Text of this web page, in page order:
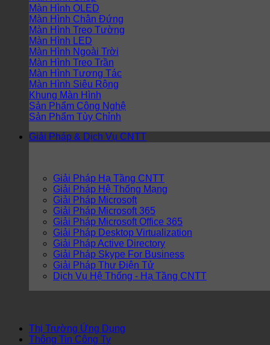
Màn Hình OLED
Màn Hình Chân Đứng
Màn Hình Treo Tường
Màn Hình LED
Màn Hình Ngoài Trời
Màn Hình Treo Trần
Màn Hình Tương Tác
Màn Hình Siêu Rộng
Khung Màn Hình
Sản Phẩm Công Nghệ
Sản Phẩm Tùy Chỉnh
Giải Pháp & Dịch Vụ CNTT
Giải Pháp Hạ Tầng CNTT
Giải Pháp Hệ Thống Mạng
Giải Pháp Microsoft
Giải Pháp Microsoft 365
Giải Pháp Microsoft Office 365
Giải Pháp Desktop Virtualization
Giải Pháp Active Directory
Giải Pháp Skype For Business
Giải Pháp Thư Điện Tử
Dịch Vụ Hệ Thống - Hạ Tầng CNTT
Thị Trường Ứng Dụng
Thông Tin Công Ty